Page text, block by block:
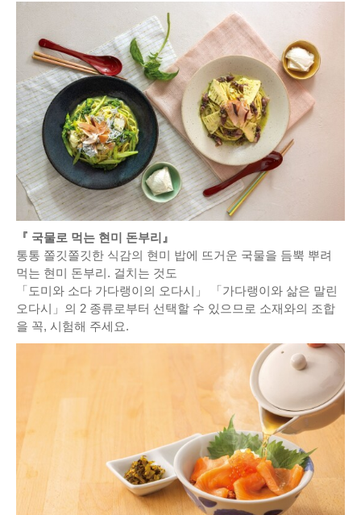
『 국물로 먹는 현미 돈부리』
통통 쫄깃쫄깃한 식감의 현미 밥에 뜨거운 국물을 듬뿍 뿌려
먹는 현미 돈부리. 걸치는 것도
「도미와 소다 가다랭이의 오다시」 「가다랭이와 삶은 말린
오다시」의 2 종류로부터 선택할 수 있으므로 소재와의 조합
을 꼭, 시험해 주세요.